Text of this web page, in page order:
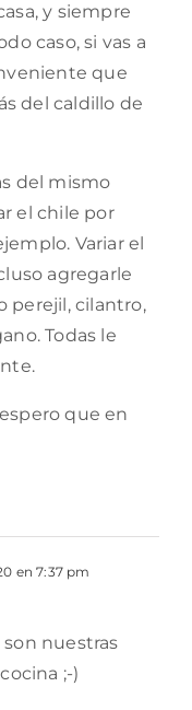
y siempre
caso, si vas a
que
del caldillo de
del mismo
el chile por
Variar el
agregarle
perejil, cilantro,
Todas le
que en
en 7:37 pm
son nuestras
;-)